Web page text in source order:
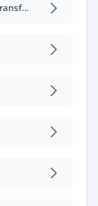
Fabrication industrielle, façonnage et transformation du verre plat et miroiterie